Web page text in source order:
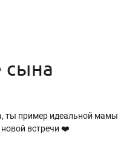
сына
ты пример идеальной мамы
встречи ❤️